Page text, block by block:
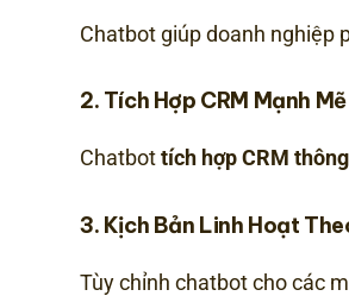
Chatbot giúp doanh nghiệp
2. Tích Hợp CRM Mạnh Mẽ
Chatbottích hợp CRM
3. Kịch Bản Linh Hoạt
Tùy chỉnh chatbot cho các